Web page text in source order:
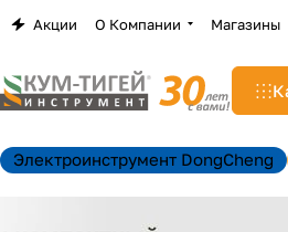
Акции О Компании Магазины
Электроинструмент DongCheng